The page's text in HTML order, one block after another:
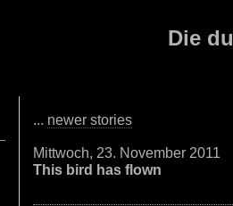
Die
... newer stories
Mittwoch, 23. November 2011
This bird has flown